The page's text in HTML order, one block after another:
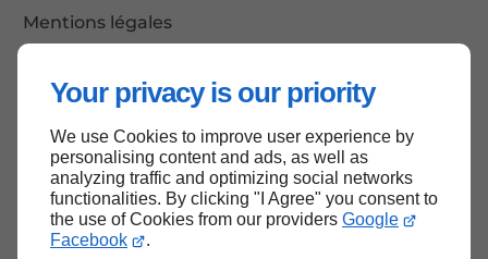
Your privacy is our priority
We use Cookies to improve user experience by
personalising content and ads, as well as
analyzing traffic and optimizing social networks
functionalities. By clicking "I Agree" you consent to
the use of Cookies from our providers Google
Facebook
.
Mentions légales
Haut de page